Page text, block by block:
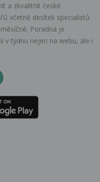
a zkvalitnit české
včetně desítek specialistů
Poradna je
v týdnu nejen na webu, ale i